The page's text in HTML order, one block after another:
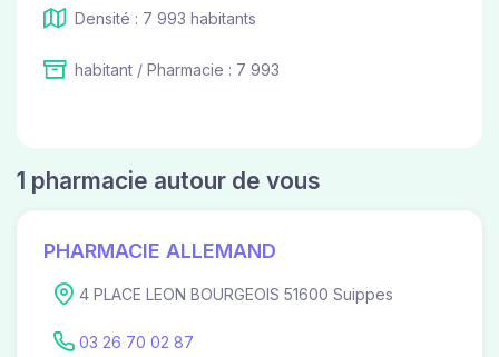
Densité : 7 993 habitants
habitant / Pharmacie : 7 993
1 pharmacie autour de vous
PHARMACIE ALLEMAND
4 PLACE LEON BOURGEOIS 51600 Suippes
03 26 70 02 87